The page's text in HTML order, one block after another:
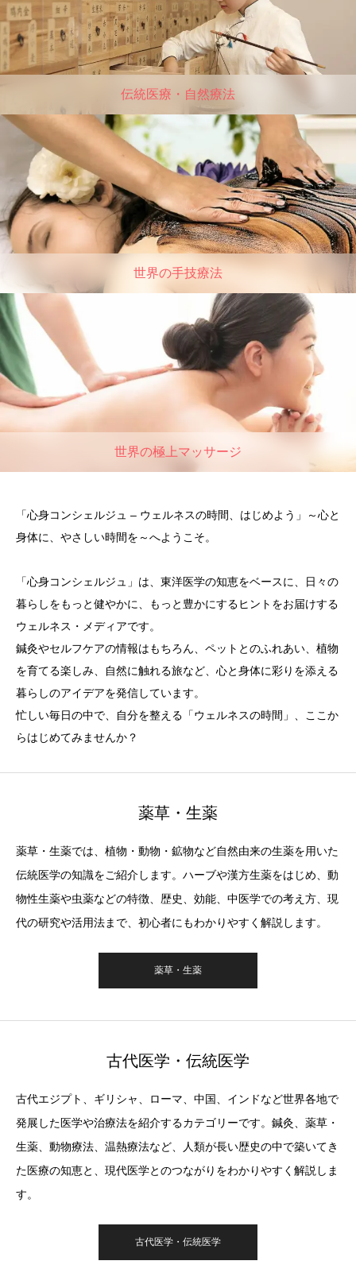
伝統医療・自然療法
世界の手技療法
世界の極上マッサージ
「心身コンシェルジュ – ウェルネスの時間、はじめよう」～心と
身体に、やさしい時間を～へようこそ。
「心身コンシェルジュ」は、東洋医学の知恵をベースに、日々の
暮らしをもっと健やかに、もっと豊かにするヒントをお届けする
ウェルネス・メディアです。
鍼灸やセルフケアの情報はもちろん、ペットとのふれあい、植物
を育てる楽しみ、自然に触れる旅など、心と身体に彩りを添える
暮らしのアイデアを発信しています。
忙しい毎日の中で、自分を整える「ウェルネスの時間」、ここか
らはじめてみませんか？
薬草・生薬
薬草・生薬では、植物・動物・鉱物など自然由来の生薬を用いた
伝統医学の知識をご紹介します。ハーブや漢方生薬をはじめ、動
物性生薬や虫薬などの特徴、歴史、効能、中医学での考え方、現
代の研究や活用法まで、初心者にもわかりやすく解説します。
薬草・生薬
古代医学・伝統医学
古代エジプト、ギリシャ、ローマ、中国、インドなど世界各地で
発展した医学や治療法を紹介するカテゴリーです。鍼灸、薬草・
生薬、動物療法、温熱療法など、人類が長い歴史の中で築いてき
た医療の知恵と、現代医学とのつながりをわかりやすく解説しま
す。
古代医学・伝統医学